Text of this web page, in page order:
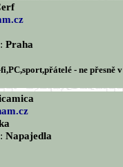
Praha
- ne přesně
Napajedla